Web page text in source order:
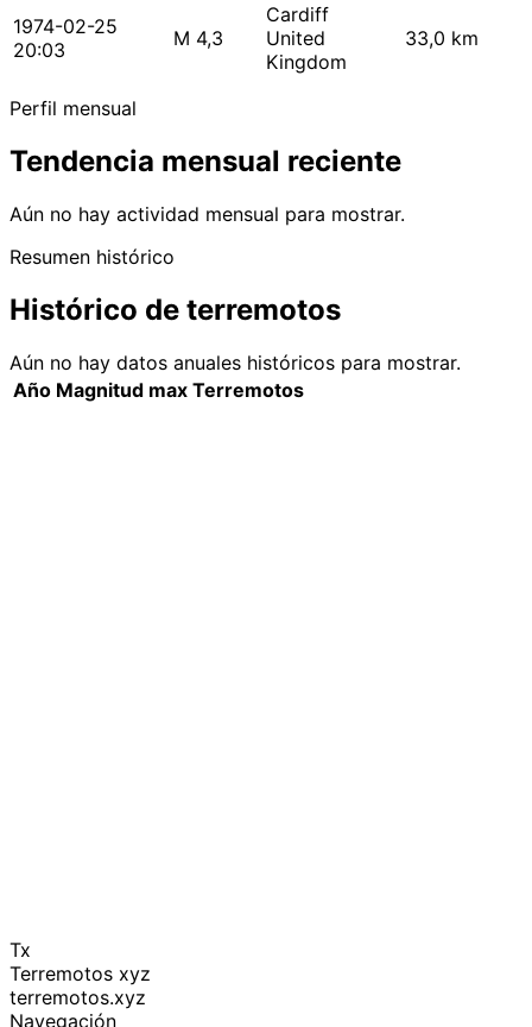
1974-02-25
20:03
M 4,3
Cardiff
United
Kingdom
33,0 km
Perfil mensual
Tendencia mensual reciente
Aún no hay actividad mensual para mostrar.
Resumen histórico
Histórico de terremotos
Aún no hay datos anuales históricos para mostrar.
Año Magnitud max Terremotos
Tx
Terremotos xyz
terremotos.xyz
Navegación